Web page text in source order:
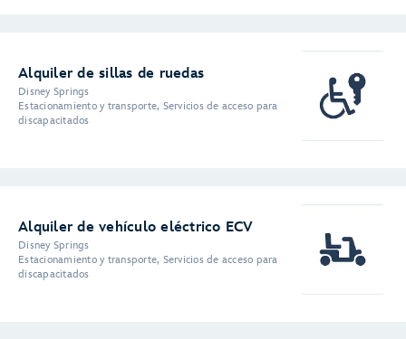
Alquiler de sillas de ruedas
Disney Springs
Estacionamiento y transporte, Servicios de acceso para
discapacitados
Alquiler de vehículo eléctrico ECV
Disney Springs
Estacionamiento y transporte, Servicios de acceso para
discapacitados